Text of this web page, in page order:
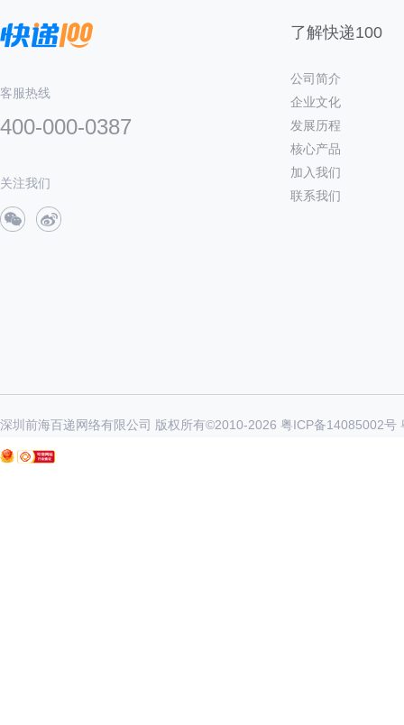
客服热线
400-000-0387
关注我们
了解快递100
公司简介
企业文化
发展历程
核心产品
加入我们
联系我们
深圳前海百递网络有限公司 版权所有©2010-2026 粤ICP备14085002号